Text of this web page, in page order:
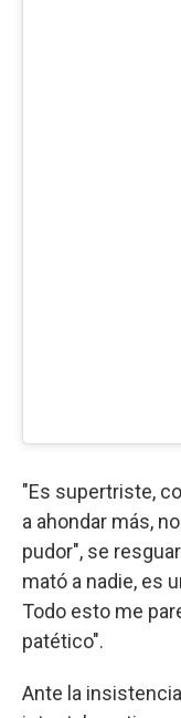
"Es supertriste,
a ahondar más,
pudor", se
mató a nadie, es
Todo esto me
patético".
Ante la